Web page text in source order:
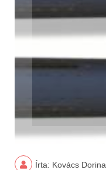
Írta: Kovács Dorina